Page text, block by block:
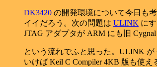
DK3420 の開発環境について今日も
イイだろう。次の問題は ULINK に
JTAG アダプタが ARM にも旧
という流れでふと思った。ULINK が
いけば Keil C Compiler 4KB 版も使